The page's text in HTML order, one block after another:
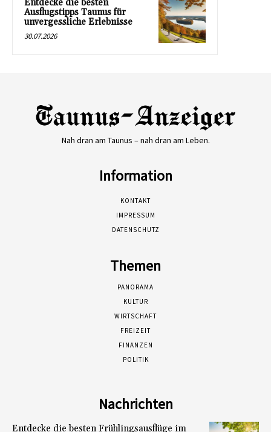
Entdecke die besten
Ausflugstipps Taunus für
unvergessliche Erlebnisse
30.07.2026
Nah dran am Taunus – nah dran am Leben.
Information
KONTAKT
IMPRESSUM
DATENSCHUTZ
Themen
PANORAMA
KULTUR
WIRTSCHAFT
FREIZEIT
FINANZEN
POLITIK
Nachrichten
Entdecke die besten Frühlingsausflüge im